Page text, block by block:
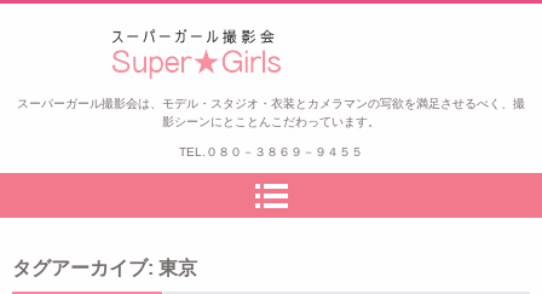
スーパーガール撮影会
スーパーガール撮影会は、モデル・スタジオ・衣装とカメラマンの写欲を満足させるべく、撮
影シーンにとことんこだわっています。
TEL. ０８０－３８６９－９４５５
タグアーカイブ: 東京